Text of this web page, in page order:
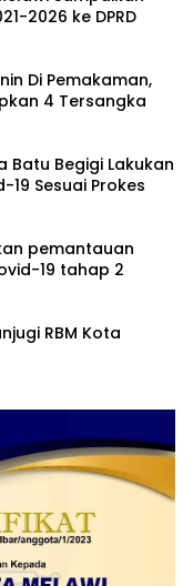
2026 ke DPRD
Di Pemakaman,
4 Tersangka
Batu Begigi Lakukan
19 Sesuai Prokes
pemantauan
19 tahap 2
RBM Kota